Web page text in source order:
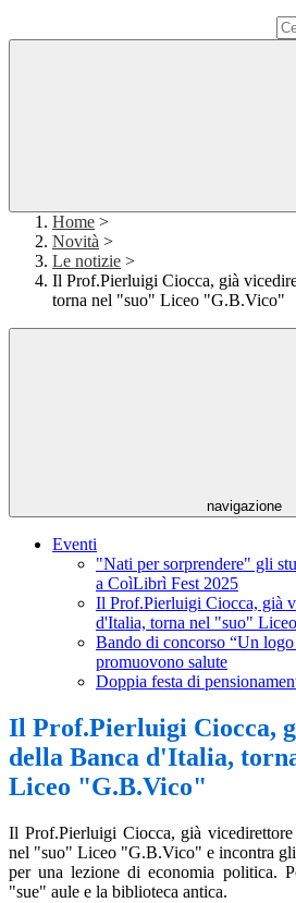
Home >
Novità >
Le notizie >
Il Prof.Pierluigi Ciocca, già
torna nel "suo" Liceo "G.B.Vico"
navigazione
Eventi
"Nati per sorprendere" gli
a CoìLibrì Fest 2025
Il Prof.Pierluigi Ciocca, già
d'Italia, torna nel "suo"
Bando di concorso “Un
promuovono salute
Doppia festa di
Il Prof.Pierluigi Ciocca,
della Banca d'Italia,
Liceo "G.B.Vico"
Il Prof.Pierluigi Ciocca, già
nel "suo" Liceo "G.B.Vico" e incontra gli
per una lezione di economia politica.
"sue" aule e la biblioteca antica.